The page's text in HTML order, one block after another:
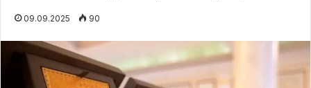
09.09.2025 90